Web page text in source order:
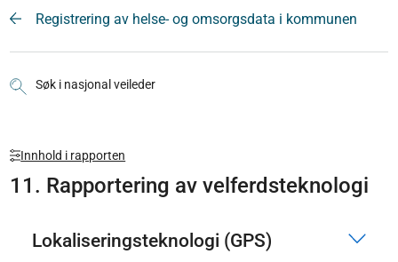
Registrering av helse- og omsorgsdata i kommunen
Søk i nasjonal veileder
Innhold i rapporten
11. Rapportering av velferdsteknologi
Lokaliseringsteknologi (GPS)